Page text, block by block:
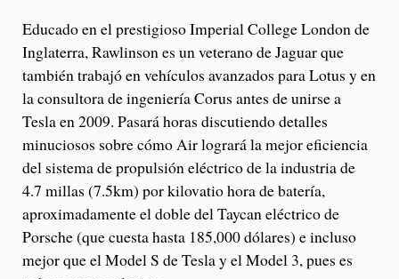
Educado en el prestigioso Imperial College London de
Inglaterra, Rawlinson es un veterano de Jaguar que
también trabajó en vehículos avanzados para Lotus y en
la consultora de ingeniería Corus antes de unirse a
Tesla en 2009. Pasará horas discutiendo detalles
minuciosos sobre cómo Air logrará la mejor eficiencia
del sistema de propulsión eléctrico de la industria de
4.7 millas (7.5km) por kilovatio hora de batería,
aproximadamente el doble del Taycan eléctrico de
Porsche (que cuesta hasta 185,000 dólares) e incluso
mejor que el Model S de Tesla y el Model 3, pues es